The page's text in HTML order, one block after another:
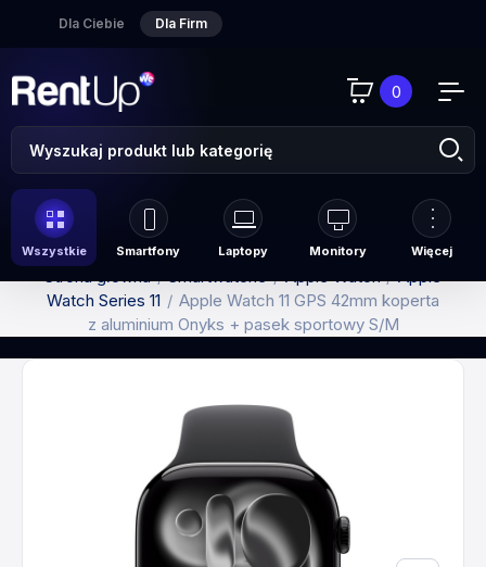
Dla Ciebie Dla Firm
0
Wszystkie Smartfony Laptopy Monitory Więcej
Strona główna Smartwatche Apple Watch
Apple
Watch Series 11
Apple Watch 11 GPS 42mm koperta
z aluminium Onyks + pasek sportowy S/M